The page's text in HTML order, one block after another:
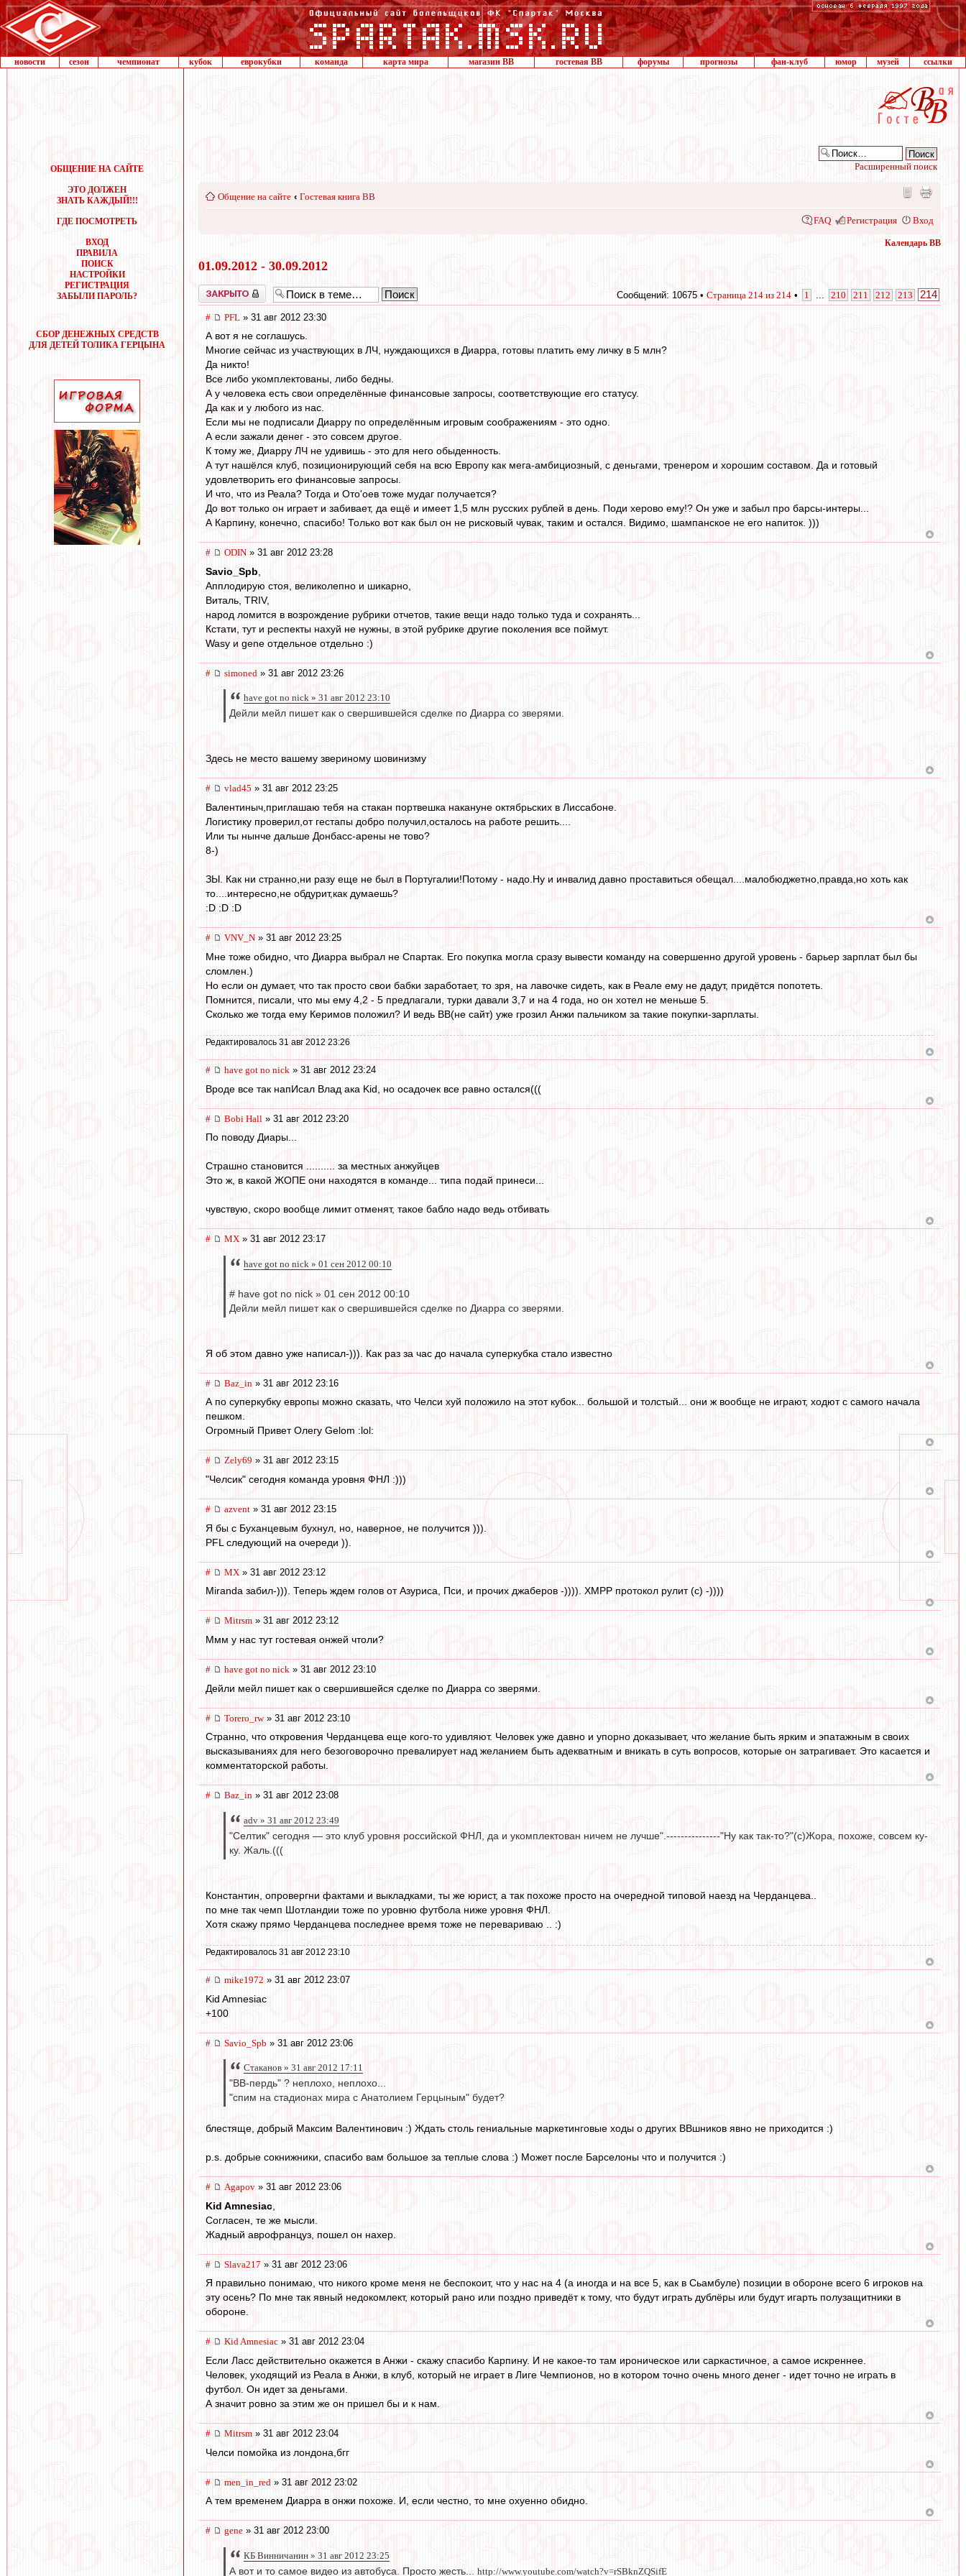
новости сезон чемпионат кубок еврокубки команда карта мира магазин ВВ гостевая ВВ форумы прогнозы фан-клуб юмор музей ссылки
ОБЩЕНИЕ НА САЙТЕ
ЭТО ДОЛЖЕН
ЗНАТЬ КАЖДЫЙ!!!
ГДЕ ПОСМОТРЕТЬ
ВХОД
ПРАВИЛА
ПОИСК
НАСТРОЙКИ
РЕГИСТРАЦИЯ
ЗАБЫЛИ ПАРОЛЬ?
СБОР ДЕНЕЖНЫХ СРЕДСТВ
ДЛЯ ДЕТЕЙ ТОЛИКА ГЕРЦЫНА
Расширенный поиск
Общение на сайте ‹ Гостевая книга ВВ
FAQ Регистрация Вход
Календарь ВВ
01.09.2012 - 30.09.2012
Закрыто Сообщений: 10675 • Страница 214 из 214 • 1 210 211 212 213 214
# PFL » 31 авг 2012 23:30
А вот я не соглашусь.
Многие сейчас из участвующих в ЛЧ, нуждающихся в Диарра, готовы платить ему личку в 5 млн?
Да никто!
Все либо укомплектованы, либо бедны.
А у человека есть свои определённые финансовые запросы, соответствующие его статусу.
Да как и у любого из нас.
Если мы не подписали Диарру по определённым игровым соображениям - это одно.
А если зажали денег - это совсем другое.
К тому же, Диарру ЛЧ не удивишь - это для него обыденность.
А тут нашёлся клуб, позиционирующий себя на всю Европу как мега-амбициозный, с деньгами, тренером и хорошим составом. Да и готовый
удовлетворить его финансовые запросы.
И что, что из Реала? Тогда и Ото'оев тоже мудаг получается?
До вот только он играет и забивает, да ещё и имеет 1,5 млн русских рублей в день. Поди херово ему!? Он уже и забыл про барсы-интеры...
А Карпину, конечно, спасибо! Только вот как был он не рисковый чувак, таким и остался. Видимо, шампанское не его напиток. )))
# ODIN » 31 авг 2012 23:28
Savio_Spb
Апплодирую стоя, великолепно и шикарно,
Виталь, TRIV,
народ ломится в возрождение рубрики отчетов, такие вещи надо только туда и сохранять...
Кстати, тут и респекты нахуй не нужны, в этой рубрике другие поколения все поймут.
Wasy и gene отдельное отдельно :)
# simoned » 31 авг 2012 23:26
have got no nick » 31 авг 2012 23:10
Дейли мейл пишет как о свершившейся сделке по Диарра со зверями.
Здесь не место вашему звериному шовинизму
# vlad45 » 31 авг 2012 23:25
Валентиныч,приглашаю тебя на стакан портвешка накануне октябрьских в Лиссабоне.
Логистику проверил,от гестапы добро получил,осталось на работе решить....
Или ты нынче дальше Донбасс-арены не тово?
8-)
ЗЫ. Как ни странно,ни разу еще не был в Португалии!Потому - надо.Ну и инвалид давно проставиться обещал....малобюджетно,правда,но хоть как
то....интересно,не обдурит,как думаешь?
:D :D :D
# VNV_N » 31 авг 2012 23:25
Мне тоже обидно, что Диарра выбрал не Спартак. Его покупка могла сразу вывести команду на совершенно другой уровень - барьер зарплат был бы
сломлен.)
Но если он думает, что так просто свои бабки заработает, то зря, на лавочке сидеть, как в Реале ему не дадут, придётся попотеть.
Помнится, писали, что мы ему 4,2 - 5 предлагали, турки давали 3,7 и на 4 года, но он хотел не меньше 5.
Сколько же тогда ему Керимов положил? И ведь ВВ(не сайт) уже грозил Анжи пальчиком за такие покупки-зарплаты.
Редактировалось 31 авг 2012 23:26
# have got no nick » 31 авг 2012 23:24
Вроде все так напИсал Влад ака Kid, но осадочек все равно остался(((
# Bobi Hall » 31 авг 2012 23:20
По поводу Диары...
Страшно становится .......... за местных анжуйцев
Это ж, в какой ЖОПЕ они находятся в команде... типа подай принеси...
чувствую, скоро вообще лимит отменят, такое бабло надо ведь отбивать
# МХ » 31 авг 2012 23:17
have got no nick » 01 сен 2012 00:10
# have got no nick » 01 сен 2012 00:10
Дейли мейл пишет как о свершившейся сделке по Диарра со зверями.
Я об этом давно уже написал-))). Как раз за час до начала суперкубка стало известно
# Baz_in » 31 авг 2012 23:16
А по суперкубку европы можно сказать, что Челси хуй положило на этот кубок... большой и толстый... они ж вообще не играют, ходют с самого начала
пешком.
Огромный Привет Олегу Gelom :lol:
# Zely69 » 31 авг 2012 23:15
"Челсик" сегодня команда уровня ФНЛ :)))
# azvent » 31 авг 2012 23:15
Я бы с Буханцевым бухнул, но, наверное, не получится ))).
PFL следующий на очереди )).
# МХ » 31 авг 2012 23:12
Miranda забил-))). Теперь ждем голов от Азуриса, Пси, и прочих джаберов -)))). XMPP протокол рулит (с) -))))
# Mitrsm » 31 авг 2012 23:12
Ммм у нас тут гостевая онжей чтоли?
# have got no nick » 31 авг 2012 23:10
Дейли мейл пишет как о свершившейся сделке по Диарра со зверями.
# Torero_rw» 31 авг 2012 23:10
Странно, что откровения Черданцева еще кого-то удивляют. Человек уже давно и упорно доказывает, что желание быть ярким и эпатажным в своих
высказываниях для него безоговорочно превалирует над желанием быть адекватным и вникать в суть вопросов, которые он затрагивает. Это касается и
комментаторской работы.
# Baz_in » 31 авг 2012 23:08
adv » 31 авг 2012 23:49
"Селтик" сегодня — это клуб уровня российской ФНЛ, да и укомплектован ничем не лучше".---------------"Ну как так-то?"(с)Жора, похоже, совсем ку-
ку. Жаль.(((
Константин, опровергни фактами и выкладками, ты же юрист, а так похоже просто на очередной типовой наезд на Черданцева..
по мне так чемп Шотландии тоже по уровню футбола ниже уровня ФНЛ.
Хотя скажу прямо Черданцева последнее время тоже не перевариваю .. :)
Редактировалось 31 авг 2012 23:10
# mike1972 » 31 авг 2012 23:07
Kid Amnesiac
+100
# Savio_Spb » 31 авг 2012 23:06
Cтаканов » 31 авг 2012 17:11
"ВВ-пердь" ? неплохо, неплохо...
"спим на стадионах мира с Анатолием Герцыным" будет?
блестяще, добрый Максим Валентинович :) Ждать столь гениальные маркетинговые ходы о других ВВшников явно не приходится :)
p.s. добрые сокнижники, спасибо вам большое за теплые слова :) Может после Барселоны что и получится :)
# Agapov » 31 авг 2012 23:06
Kid Amnesiac
Согласен, те же мысли.
Жадный аврофранцуз, пошел он нахер.
# Slava217 » 31 авг 2012 23:06
Я правильно понимаю, что никого кроме меня не беспокоит, что у нас на 4 (а иногда и на все 5, как в Сьамбуле) позиции в обороне всего 6 игроков на
эту осень? По мне так явный недокомлект, который рано или поздно приведёт к тому, что будут играть дублёры или будут игарть полузащитники в
обороне.
# Kid Amnesiac » 31 авг 2012 23:04
Если Ласс действительно окажется в Анжи - скажу спасибо Карпину. И не какое-то там ироническое или саркастичное, а самое искреннее.
Человек, уходящий из Реала в Анжи, в клуб, который не играет в Лиге Чемпионов, но в котором точно очень много денег - идет точно не играть в
футбол. Он идет за деньгами.
А значит ровно за этим же он пришел бы и к нам.
# Mitrsm » 31 авг 2012 23:04
Челси помойка из лондона,бгг
# men_in_red » 31 авг 2012 23:02
А тем временем Диарра в онжи похоже. И, если честно, то мне охуенно обидно.
# gene » 31 авг 2012 23:00
КБ Винничанин » 31 авг 2012 23:25
А вот и то самое видео из автобуса. Просто жесть... http://www.youtube.com/watch?v=rSBknZQSifE